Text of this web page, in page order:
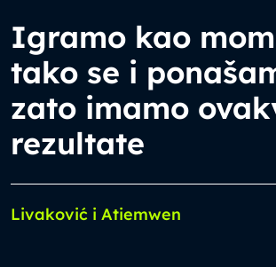
Igramo kao
tako se i
zato imamo
rezultate
Livaković i Atiemwen